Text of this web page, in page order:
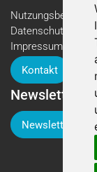
Impressum
Kontakt
Newsletter
Newsletter-